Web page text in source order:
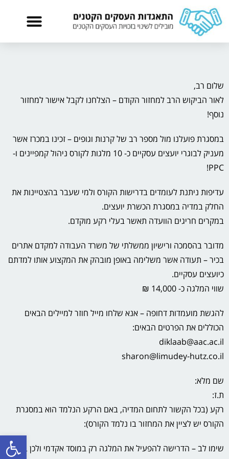
פתח
שלום רב,
לאור הביקוש הרב למחזור הקודם – הצלחנו לקבל אישור למחזור
נוסף!
במסגרת פועלנו מול מספר רב של קרנות וגופים – זכינו במכרז אשר
מעניק לבוגרי יועצים עסקיים כ- 10 מלגות לקורס ניהול קמפיינים ו-
PPC!
עדיפות ניתנת לעומדים בדרישות הקורס ולמי שעבר בהצטיינות את
החלק במדיה במסגרת הכשרת יועצים.
במקרים חריגים הוועדה תאשר בעלי רקע מוקדם.
מדובר בהסמכה ורישיון ממשלתי של משרד העבודה למקדם אתרים
בכיר – תעודה אשר משלימה באופן מובהק את המקצוע אותו למדתם
כיועצים עסקיים.
שווי המלגה כ- 14,000 ₪
להגשת מועמדות דחופה – אנא שלחו מייל חוזר למיילים הבאים
הכוללים את הפרטים הבאים:
diklaab@aac.ac.il
sharon@limudey-hutz.co.il
שם מלא:
ת.ז:
רקע (בכל הקשור לתחום המדיה, באם הרקע הנלמד הוא במסגרת
הקורס יש לציין את המחזור בו נלמד הקורס):
שימו לב – הדרישה להפעיל את המלגה רק במוסד אקדמי ולכן בשלב